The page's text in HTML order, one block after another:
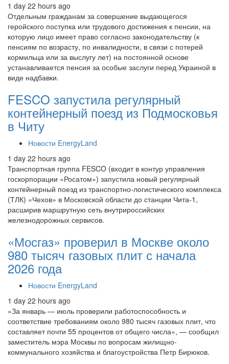
1 day 22 hours ago
Отдельным гражданам за совершение выдающегося
геройского поступка или трудового достижения к пенсии, на
которую лицо имеет право согласно законодательству (к
пенсиям по возрасту, по инвалидности, в связи с потерей
кормильца или за выслугу лет) на постоянной основе
устанавливается пенсия за особые заслуги перед Украиной в
виде надбавки.
FESCO запустила регулярный
контейнерный поезд из Подмосковья
в Читу
Новости EnergyLand
1 day 22 hours ago
Транспортная группа FESCO (входит в контур управления
госкорпорации «Росатом») запустила новый регулярный
контейнерный поезд из транспортно-логистического комплекса
(ТЛК) «Чехов» в Московской области до станции Чита-1,
расширив маршрутную сеть внутрироссийских
железнодорожных сервисов.
«Мосгаз» проверил в Москве около
980 тысяч газовых плит с начала
2026 года
Новости EnergyLand
1 day 22 hours ago
«За январь — июль проверили работоспособность и
соответствие требованиям около 980 тысяч газовых плит, что
составляет почти 55 процентов от общего числа», — сообщил
заместитель мэра Москвы по вопросам жилищно-
коммунального хозяйства и благоустройства Петр Бирюков.